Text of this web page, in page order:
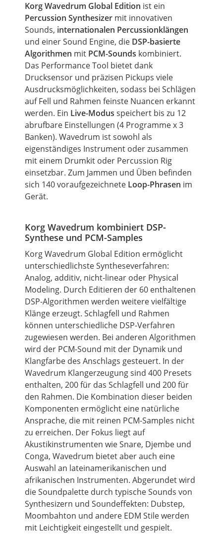
Korg Wavedrum Global Edition ist ein
Percussion Synthesizer mit innovativen
Sounds, internationalen Percussionklängen
und einer Sound Engine, die DSP-basierte
Algorithmen mit PCM-Sounds kombiniert.
Das Performance Tool bietet dank
Drucksensor und präzisen Pickups viele
Ausdrucksmöglichkeiten, sodass bei Schlägen
auf Fell und Rahmen feinste Nuancen erkannt
werden. Ein Live-Modus speichert bis zu 12
abrufbare Einstellungen (4 Programme x 3
Banken). Wavedrum ist sowohl als
eigenständiges Instrument oder zusammen
mit einem Drumkit oder Percussion Rig
einsetzbar. Zum Jammen und Üben befinden
sich 140 voraufgezeichnete Loop-Phrasen im
Gerät.
Korg Wavedrum kombiniert DSP-
Synthese und PCM-Samples
Korg Wavedrum Global Edition ermöglicht
unterschiedlichste Syntheseverfahren:
Analog, additiv, nicht-linear oder Physical
Modeling. Durch Editieren der 60 enthaltenen
DSP-Algorithmen werden weitere vielfältige
Klänge erzeugt. Schlagfell und Rahmen
können unterschiedliche DSP-Verfahren
zugewiesen werden. Bei anderen Algorithmen
wird der PCM-Sound mit der Dynamik und
Klangfarbe des Anschlags gesteuert. In der
Wavedrum Klangerzeugung sind 400 Presets
enthalten, 200 für das Schlagfell und 200 für
den Rahmen. Die Kombination dieser beiden
Komponenten ermöglicht eine natürliche
Ansprache, die mit reinen PCM-Samples nicht
zu erreichen. Der Fokus liegt auf
Akustikinstrumenten wie Snare, Djembe und
Conga, Wavedrum bietet aber auch eine
Auswahl an lateinamerikanischen und
afrikanischen Instrumenten. Abgerundet wird
die Soundpalette durch typische Sounds von
Synthesizern und Soundeffekten: Dubstep,
Moombahton und andere EDM Stile werden
mit Leichtigkeit eingestellt und gespielt.